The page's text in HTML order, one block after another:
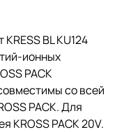
BL KU124
ионных
PACK
со всей
PACK. Для
KROSS PACK 20V.